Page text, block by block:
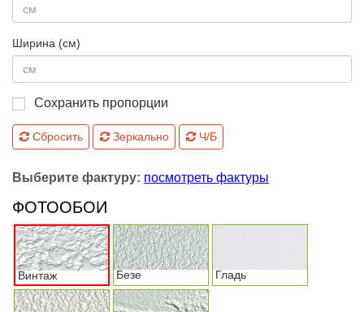
Ширина (см)
Сохранить пропорции
Сбросить Зеркально Ч/Б
Выберите фактуру: посмотреть фактуры
ФОТООБОИ
Винтаж Безе Гладь